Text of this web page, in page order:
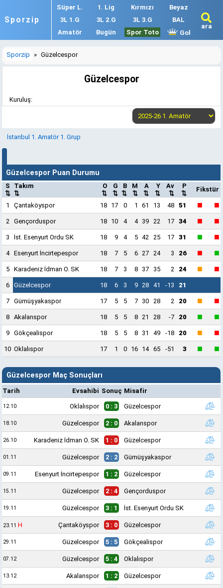
Sporzip
Süper L. 1. Lig Kırmızı
Beyaz
3L 1.G
3L 2.G 3L 3.G
BAL
Amatör
Bugün Spor Toto Gol
ara
Sporzip » Güzelcespor
Güzelcespor
Kuruluş:
İstanbul 1. Amatör 1. Grup
Güzelcespor Puan Durumu
S
⇅
Takım
⇅
O
⇅
G
⇅
B
⇅
M
⇅
A
⇅
Y
⇅
Av
⇅
P
⇅
Fikstür
1 Çantaköyspor 18 17 0 1 61 13 48 51 ■ ■
2 Gençorduspor 18 10 4 4 39 22 17 34 ■ ■
3 İst. Esenyurt Ordu SK 18 9 4 5 42 25 17 31 ■ ■
4 Esenyurt İncirtepespor 18 7 5 6 27 24 3 26 ■ ■
5 Karadeniz İdman O. SK 18 7 3 8 37 35 2 24 ■ ■
6 Güzelcespor 18 6 3 9 28 41 -13 21
7 Gümüşyakaspor 17 5 5 7 30 28 2 20 ■ ■
8 Akalanspor 18 5 5 8 21 28 -7 20 ■ ■
9 Gökçealispor 18 5 5 8 31 49 -18 20 ■ ■
10 Oklalıspor 17 1 0 16 14 65 -51 3 ■ ■
Güzelcespor Maç Sonuçları
Tarih Evsahibi Sonuç Misafir
12.10 Oklalıspor 0 : 3 Güzelcespor
18.10 Güzelcespor 2 : 0 Akalanspor
26.10 Karadeniz İdman O. SK 1 : 0 Güzelcespor
01.11 Güzelcespor 2 : 2 Gümüşyakaspor
09.11 Esenyurt İncirtepespor 1 : 2 Güzelcespor
15.11 Güzelcespor 2 : 4 Gençorduspor
19.11 Güzelcespor 3 : 1 İst. Esenyurt Ordu SK
23.11 H Çantaköyspor 3 : 0 Güzelcespor
29.11 Güzelcespor 5 : 5 Gökçealispor
07.12 Güzelcespor 5 : 4 Oklalıspor
13.12 Akalanspor 1 : 2 Güzelcespor